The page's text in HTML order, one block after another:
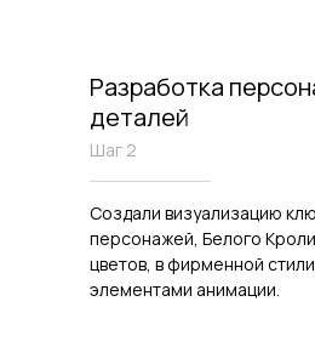
Разработка
деталей
Шаг 2
Создали визуализацию
персонажей, Белого
цветов, в фирменной
элементами анимации.